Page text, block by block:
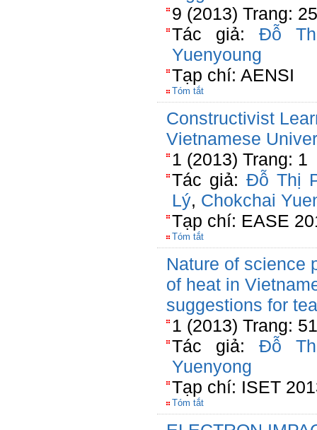
9 (2013) Trang:
Tác giả: Đỗ
Yuenyoung
Tạp chí: AENSI
Tóm tắt
Constructivist
Vietnamese
1 (2013) Trang: 1
Tác giả: Đỗ Thị
Lý, Chokchai
Tạp chí: EASE
Tóm tắt
Nature of science
of heat in
suggestions for
1 (2013) Trang: 51
Tác giả: Đỗ
Yuenyong
Tạp chí: ISET
Tóm tắt